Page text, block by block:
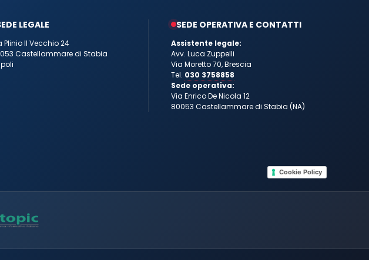
LEGALE
Plinio Il Vecchio 24
Castellammare di Stabia
SEDE OPERATIVA E CONTATTI
Assistente legale:
Avv. Luca Zuppelli
Via Moretto 70, Brescia
Tel. 030 3758858
Sede operativa:
Via Enrico De Nicola 12
80053 Castellammare di Stabia (NA)
Cookie Policy